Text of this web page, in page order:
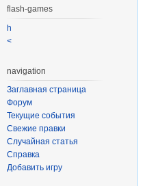
flash-games
h
<
navigation
Заглавная страница
Форум
Текущие события
Свежие правки
Случайная статья
Справка
Добавить игру